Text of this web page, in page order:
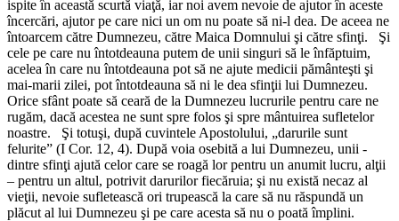
ispite în această scurtă viaţă, iar noi avem nevoie de ajutor în aceste
încercări, ajutor pe care nici un om nu poate să ni‑l dea. De aceea ne
întoarcem către Dumnezeu, către Maica Domnului şi către sfinţi. Şi
cele pe care nu întotdeauna putem de unii singuri să le înfăptuim,
acelea în care nu întotdeauna pot să ne ajute ­medicii pământeşti şi
mai‑marii zilei, pot întotdeauna să ni le dea sfinţii lui Dumnezeu.
Orice sfânt poate să ceară de la Dumnezeu ­lucrurile pentru care ne
rugăm, dacă acestea ne sunt spre folos şi spre mântuirea sufletelor
noastre. Şi totuşi, după cuvintele Apostolului, ­„darurile sunt
felurite” (I Cor. 12, 4). După voia osebită a lui Dumnezeu, unii ­
dintre sfinţi ajută celor care se roagă lor pentru un anumit lucru, alţii
– pentru un altul, potrivit darurilor fiecăruia; şi nu există necaz al
vieţii, nevoie sufletească ori trupească la care să nu răspundă un
plăcut al lui Dumnezeu şi pe care acesta să nu o poată împlini.